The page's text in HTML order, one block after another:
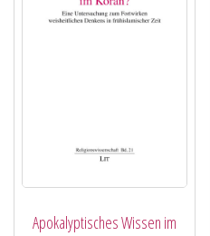
Apokalyptisches Wissen im